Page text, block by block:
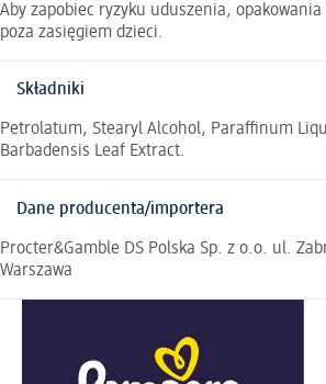
Aby zapobiec ryzyku uduszenia,
poza zasięgiem dzieci.
Składniki
Petrolatum, Stearyl Alcohol, Paraffinum
Barbadensis Leaf Extract.
Dane producenta/importera
Procter&Gamble DS Polska Sp. z o.o. ul.
Warszawa